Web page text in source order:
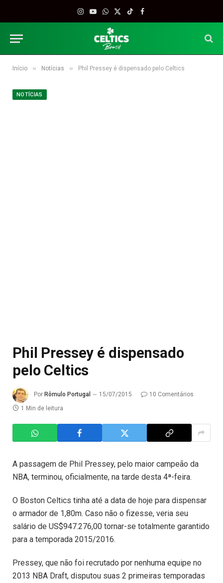
Instagram
YouTube
WhatsApp
X
TikTokFacebook
Início » Notícias » Phil Pressey é dispensado pelo Celtics
NOTÍCIAS
Phil Pressey é dispensado
pelo Celtics
Por Rômulo Portugal 15/07/2015
10 Comentários
1 Min de leitura
A passagem de Phil Pressey, pelo maior campeão da
NBA, terminou, oficialmente, na tarde desta 4ª-feira.
O Boston Celtics tinha até a data de hoje para dispensar
o armador de 1,80m. Caso não o fizesse, veria seu
salário de US$947.276,00 tornar-se totalmente garantido
para a temporada 2015/2016.
Pressey, que não foi recrutado por nenhuma equipe no
2013 NBA Draft, disputou suas 2 primeiras temporadas